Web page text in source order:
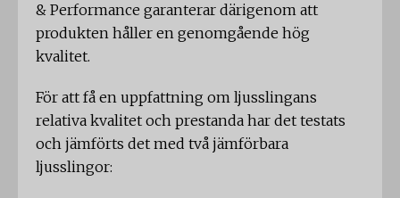
& Performance garanterar därigenom att
produkten håller en genomgående hög
kvalitet.
För att få en uppfattning om ljusslingans
relativa kvalitet och prestanda har det testats
och jämförts det med två jämförbara
ljusslingor: